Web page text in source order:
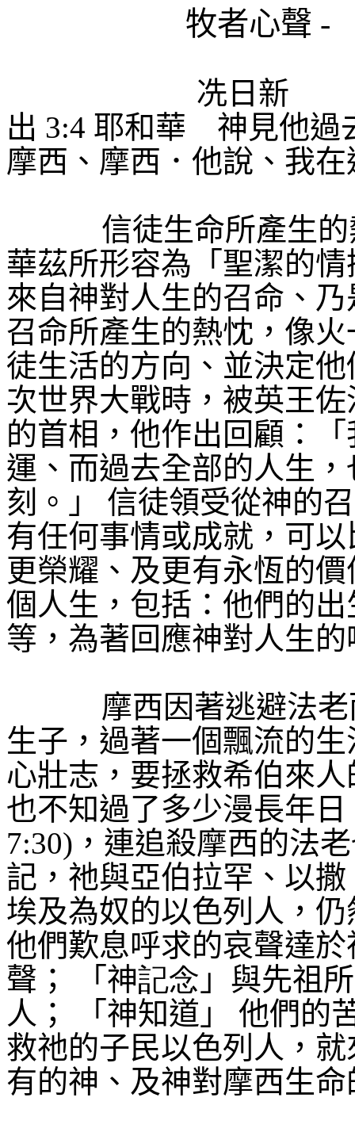
牧者心聲 -
冼日新
出 3:4 耶和華 神見他過
摩西、摩西．他說、我在
信徒生命所產生
華茲所形容為「聖潔的情
來自神對人生的召命、
召命所產生的熱忱，像
徒生活的方向、並決定
次世界大戰時，被英王
的首相，他作出回顧：
運、而過去全部的人生
刻。」
信徒領受從神的
有任何事情或成就，可
更榮耀、及更有永恆的
個人生，包括：他們的
等，為著回應神對人生的
摩西因著逃避法
生子，過著一個飄流的
心壯志，要拯救希伯來
也不知過了多少漫長年
7:30) ，連追殺摩西的法
記，祂與亞伯拉罕、以
埃及為奴的以色列人，
他們歎息呼求的哀聲達
聲；
「神記念 」與先祖
人；
「神知道」
他們的
救祂的子民以色列人，
有的神、及神對摩西生